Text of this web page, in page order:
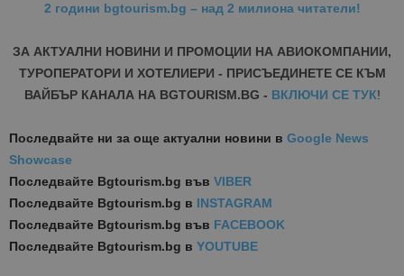
2 години bgtourism.bg – над 2 милиона читатели!
ЗА АКТУАЛНИ НОВИНИ И ПРОМОЦИИ НА АВИОКОМПАНИИ,
ТУРОПЕРАТОРИ И ХОТЕЛИЕРИ - ПРИСЪЕДИНЕТЕ СЕ КЪМ
ВАЙБЪР КАНАЛА НА BGTOURISM.BG - ВКЛЮЧИ СЕ ТУК!
Последвайте ни за още актуални новини в Google News
Showcase
Последвайте Bgtourism.bg във VIBER
Последвайте Bgtourism.bg в INSTAGRAM
Последвайте Bgtourism.bg във FACEBOOK
Последвайте Bgtourism.bg в YOUTUBE